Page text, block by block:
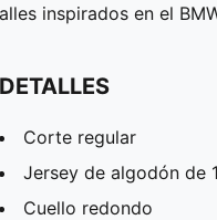
inspirados en el
DETALLES
Corte regular
Jersey de algodón de
Cuello redondo